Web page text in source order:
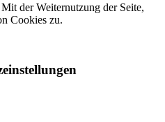
der Weiternutzung der Seite,
Cookies zu.